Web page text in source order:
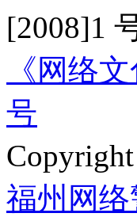
[2008]1
《网络
号
福州网